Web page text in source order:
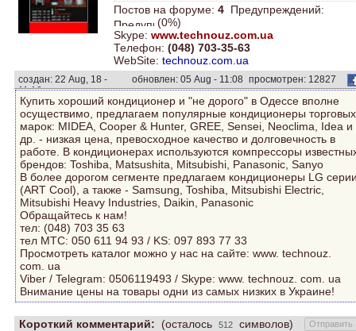
Постов на форуме: 4 Предупреждений:
(0%)
Skype: www.technouz.com.ua
Телефон: (048) 703-35-63
WebSite: technouz.com.ua
создан: 22 Aug, 18 -
11:12
обновлен: 05 Aug - 11:08 просмотрен: 12827
раз.
Купить хороший кондиционер и "не дорого" в Одессе вполне
осуществимо, предлагаем популярные кондиционеры торговых
марок: MIDEA, Cooper & Hunter, GREE, Sensei, Neoclima, Idea и
др. - низкая цена, превосходное качество и долговечность в
работе. В кондиционерах используются компрессоры
брендов: Toshiba, Matsushita, Mitsubishi, Panasonic, Sanyo
В более дорогом сегменте предлагаем кондиционеры LG
(ART Cool), а также - Samsung, Toshiba, Mitsubishi Electric,
Mitsubishi Heavy Industries, Daikin, Panasonic
Обращайтесь к нам!
тел: (048) 703 35 63
тел MTC: 050 611 94 93 / KS: 097 893 77 33
Просмотреть каталог можно у нас на сайте: www. technouz.
com. ua
Viber / Telegram: 0506119493 / Skype: www. technouz. com. ua
Внимание цены на товары одни из самых низких в Украине!
Короткий комментарий: (осталось символов)